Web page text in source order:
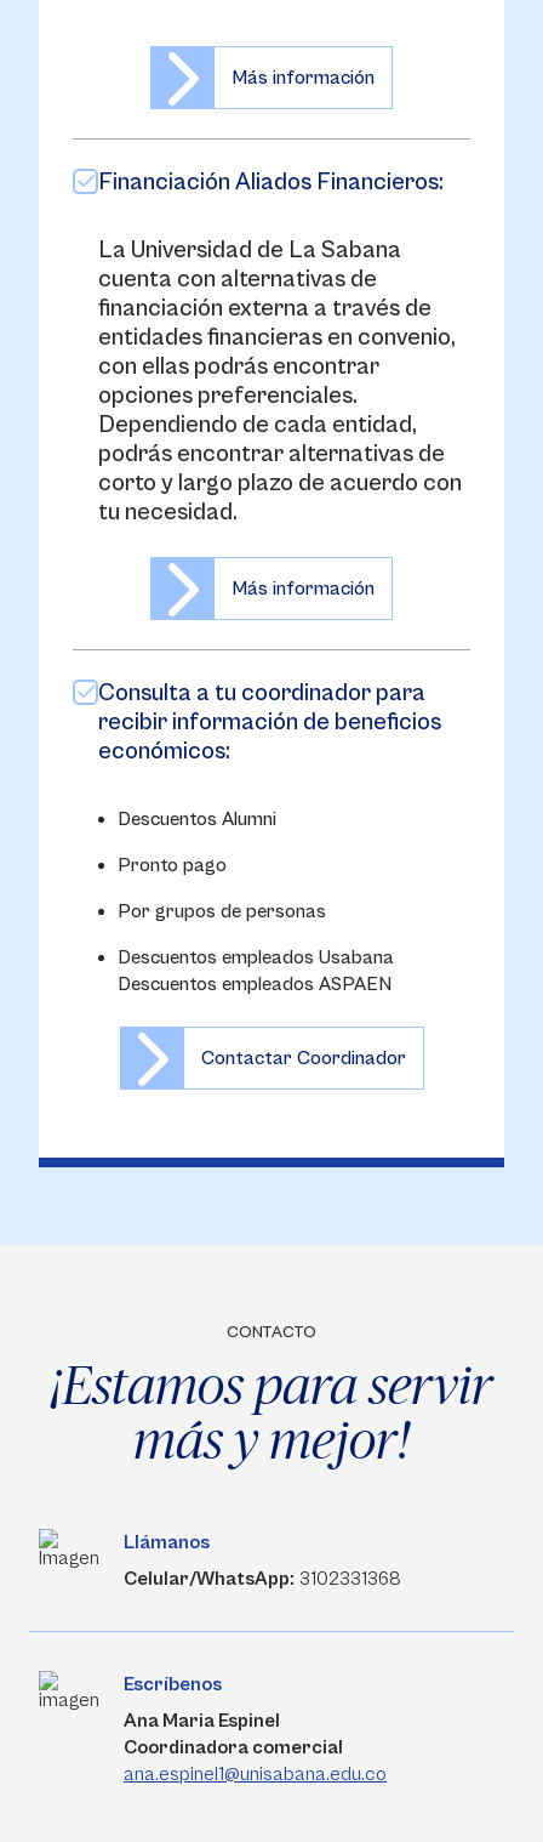
Más información
Financiación Aliados Financieros:
La Universidad de La Sabana
cuenta con alternativas de
financiación externa a través de
entidades financieras en convenio,
con ellas podrás encontrar
opciones preferenciales.
Dependiendo de cada entidad,
podrás encontrar alternativas de
corto y largo plazo de acuerdo con
tu necesidad.
Más información
Consulta a tu coordinador para
recibir información de beneficios
económicos:
Descuentos Alumni
Pronto pago
Por grupos de personas
Descuentos empleados Usabana
Descuentos empleados ASPAEN
Contactar Coordinador
CONTACTO
¡Estamos para servir
más y mejor!
Llámanos
Celular/WhatsApp: 3102331368
Escríbenos
Ana Maria Espinel
Coordinadora comercial
ana.espinel1@unisabana.edu.co